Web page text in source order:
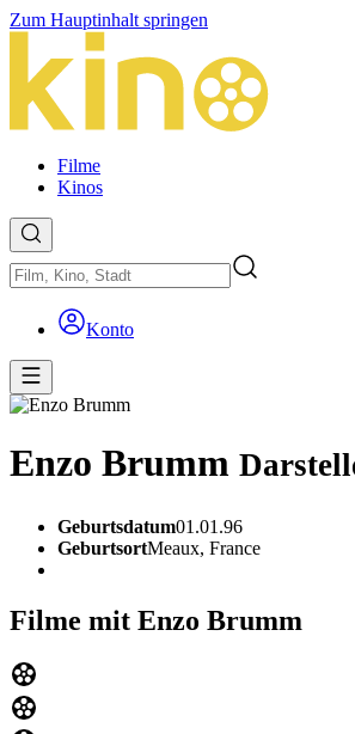
Zum Hauptinhalt springen
Filme
Kinos
Konto
Enzo Brumm
Geburtsdatum01.01.96
GeburtsortMeaux, France
Filme mit Enzo Brumm